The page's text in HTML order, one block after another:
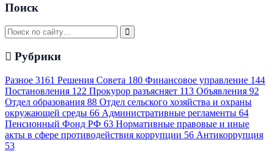
Поиск
Рубрики
Разное 3161 Решения Совета 180 Финансовое управление 144
Постановления 122 Прокурор разъясняет 113 Объявления 92
Отдел образования 88 Отдел сельского хозяйства и охраны
окружающей среды 66 Административные регламенты 64
Пенсионный Фонд РФ 63 Нормативные правовые и иные
акты в сфере противодействия коррупции 56 Антикоррупция
53